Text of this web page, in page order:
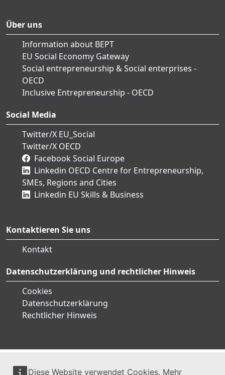
Diese Website verwendet Cookies. Mehr
Über uns
Information about BEPT
EU Social Economy Gateway
Social entrepreneurship & Social enterprises -
OECD
Inclusive Entrepreneurship - OECD
Social Media
Twitter/X EU_Social
Twitter/X OECD
Facebook Social Europe
Linkedin OECD Centre for Entrepreneurship,
SMEs, Regions and Cities
Linkedin EU Skills & Business
Kontaktieren Sie uns
Kontakt
Datenschutzerklärung und rechtlicher Hinweis
Cookies
Datenschutzerklärung
Rechtlicher Hinweis